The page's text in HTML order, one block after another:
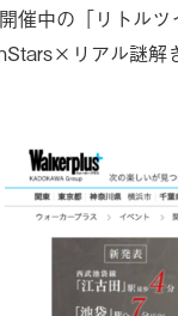
催中の「リトル
リアル謎解